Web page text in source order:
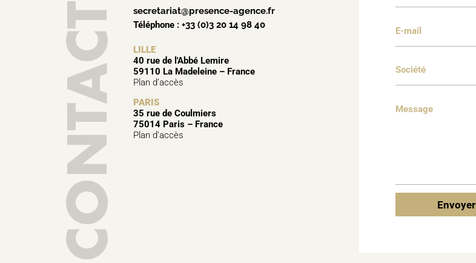
CONTACT
secretariat@presence-agence.fr
Téléphone : +33 (0)3 20 14 98 40
LILLE
40 rue de l'Abbé Lemire
59110 La Madeleine – France
Plan d’accès
PARIS
35 rue de Coulmiers
75014 Paris – France
Plan d’accès
Envoyer